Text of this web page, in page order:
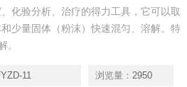
化验分析、治疗的得力工具，它可以取
少量固体（粉沫）快速混匀、溶解。特
。
11 浏览量： 2950